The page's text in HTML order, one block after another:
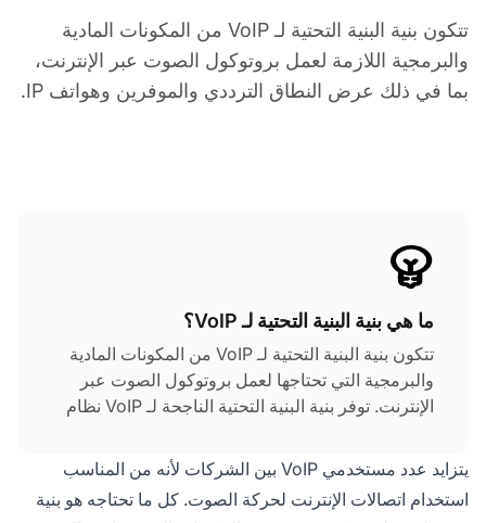
تتكون بنية البنية التحتية لـ VoIP من المكونات المادية
والبرمجية اللازمة لعمل بروتوكول الصوت عبر الإنترنت،
بما في ذلك عرض النطاق الترددي والموفرين وهواتف IP.
ما هي بنية البنية التحتية لـ VoIP؟
تتكون بنية البنية التحتية لـ VoIP من المكونات المادية
والبرمجية التي تحتاجها لعمل بروتوكول الصوت عبر
الإنترنت. توفر بنية البنية التحتية الناجحة لـ VoIP نظام
النظر عن الموقع الفيزيائي.يتزايد عدد مستخدمي VoIP بين الشركات لأنه من المناسب
استخدام اتصالات الإنترنت لحركة الصوت. كل ما تحتاجه هو بنية